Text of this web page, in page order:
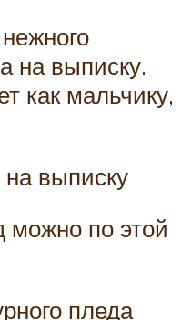
на выписку.
как мальчику,
выписку
можно по этой
пледа